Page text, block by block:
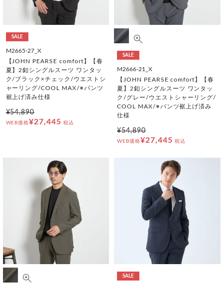
SALE
M2665-27_X
【JOHN PEARSE comfort】【春
夏】2釦シングルスーツ ワンタッ
ク/ブラック×チェック/ウエストシ
ャーリング/COOL MAX/※パンツ
裾上げ済み仕様
¥54,890
WEB価格¥27,445 税込
SALE
M2666-21_X
【JOHN PEARSE comfort】【春
夏】2釦シングルスーツ ワンタッ
ク/グレー/ウエストシャーリング/
COOL MAX/※パンツ裾上げ済み
仕様
¥54,890
WEB価格¥27,445 税込
SALE